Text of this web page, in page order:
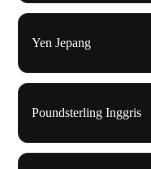
Yen Jepang
Poundsterling Inggris